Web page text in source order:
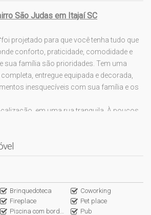
São Judas em Itajaí SC
foi projetado para que você tenha tudo que
conforto, praticidade, comodidade e
sua família são prioridades. Tem uma
entregue equipada e decorada,
inesquecíveis com sua família e os
em uma rua tranquila. À poucos
padarias, restaurantes,
de deslocamento.
para Serviços
Brinquedoteca
Coworking
Fireplace
Pet place
Piscina com borda infinita
Pub